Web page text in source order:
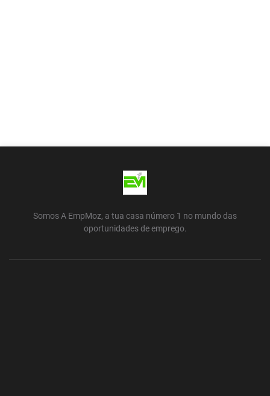
Somos A EmpMoz, a tua casa número 1 no mundo das
oportunidades de emprego.